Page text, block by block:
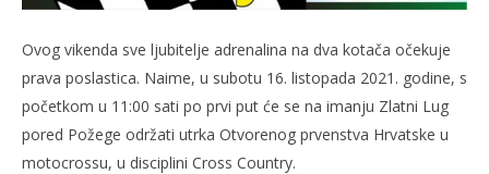
11.10.2021.
Ovog vikenda sve ljubitelje adrenalina na dva kotača očekuje
prava poslastica. Naime, u subotu 16. listopada 2021. godine, s
početkom u 11:00 sati po prvi put će se na imanju Zlatni Lug
pored Požege održati utrka Otvorenog prvenstva Hrvatske u
motocrossu, u disciplini Cross Country.